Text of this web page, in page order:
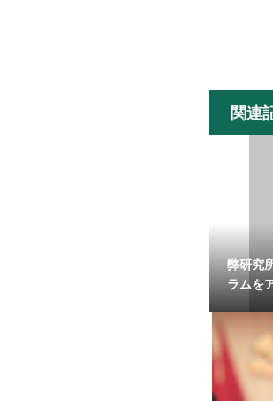
関連
弊研究
ラムを